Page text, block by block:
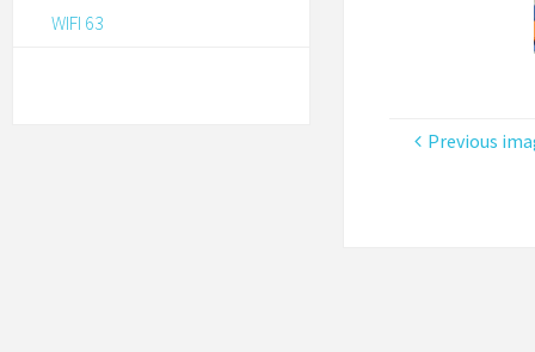
Previous
WIFI 63